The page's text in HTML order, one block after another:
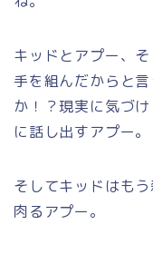
キッドとアプー、
手を組んだからと
か！？現実に気づ
に話し出すアプー。
そしてキッドはも
肉るアプー。